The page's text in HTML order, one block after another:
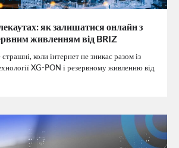
як залишатися онлайн з
живленням від BRIZ
коли інтернет не зникає разом із
XG-PON і резервному живленню від